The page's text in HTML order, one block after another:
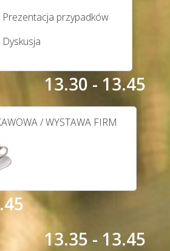
Prezentacja przypadków
Dyskusja
13.30 - 13.45
/ WYSTAWA FIRM
13.35 - 13.45